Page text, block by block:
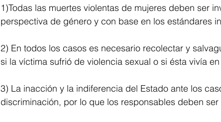
1)Todas las muertes violentas de mujeres deben ser
perspectiva de género y con base en los estándares
2) En todos los casos es necesario recolectar y
si la víctima sufrió de violencia sexual o si ésta vivía
3) La inacción y la indiferencia del Estado ante los
discriminación, por lo que los responsables deben